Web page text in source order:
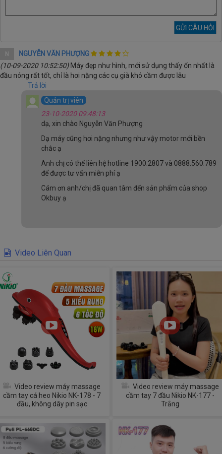
N
NGUYỄN VĂN PHƯỢNG
(10-09-2020 10:52:50) Máy đẹp như hình, mới sử dụng thấy ổn nhất là
đầu nóng rất tốt, chỉ là hơi nặng các cụ già khó cầm được lâu
Trả lời
Quản trị viên
23-10-2020 09:48:13
dạ, xin chào Nguyễn Văn Phượng
Dạ máy cũng hơi nặng nhưng như vậy motor mới bền
chắc ạ
Anh chị có thể liên hệ hotline 1900.2807 và 0888.560.789
để được tư vấn miễn phí ạ
Cám ơn anh/chị đã quan tâm đến sản phẩm của shop
Okbuy ạ
Video Liên Quan
Video review máy massage
cầm tay cá heo Nikio NK-178 - 7
đầu, không dây pin sạc
Video review máy massage
cầm tay 7 đầu Nikio NK-177 -
Trắng